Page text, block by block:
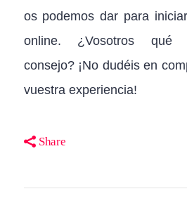
os podemos dar para
online. ¿Vosotros qué
consejo? ¡No dudéis en
vuestra experiencia!
Share